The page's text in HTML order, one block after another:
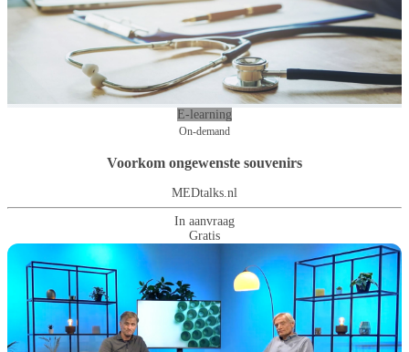
E-learning
On-demand
Voorkom ongewenste souvenirs
MEDtalks.nl
In aanvraag
Gratis